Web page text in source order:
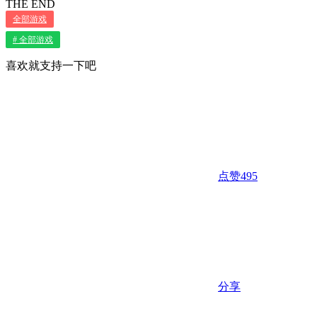
THE END
全部游戏
# 全部游戏
喜欢就支持一下吧
点赞495
分享